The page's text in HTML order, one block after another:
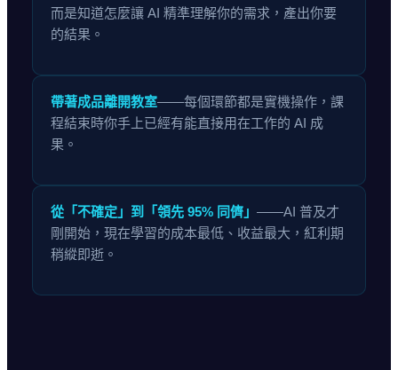
而是知道怎麼讓 AI 精準理解你的需求，產出你要
的結果。
帶著成品離開教室——每個環節都是實機操作，課
程結束時你手上已經有能直接用在工作的 AI 成
果。
從「不確定」到「領先 95% 同儕」 ——AI 普及才
剛開始，現在學習的成本最低、收益最大，紅利期
稍縱即逝。